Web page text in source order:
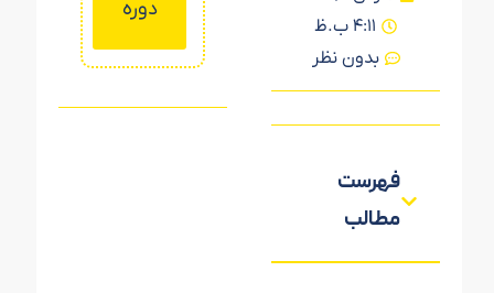
4:11 ب.ظ
بدون نظر
فهرست
مطالب
دوره